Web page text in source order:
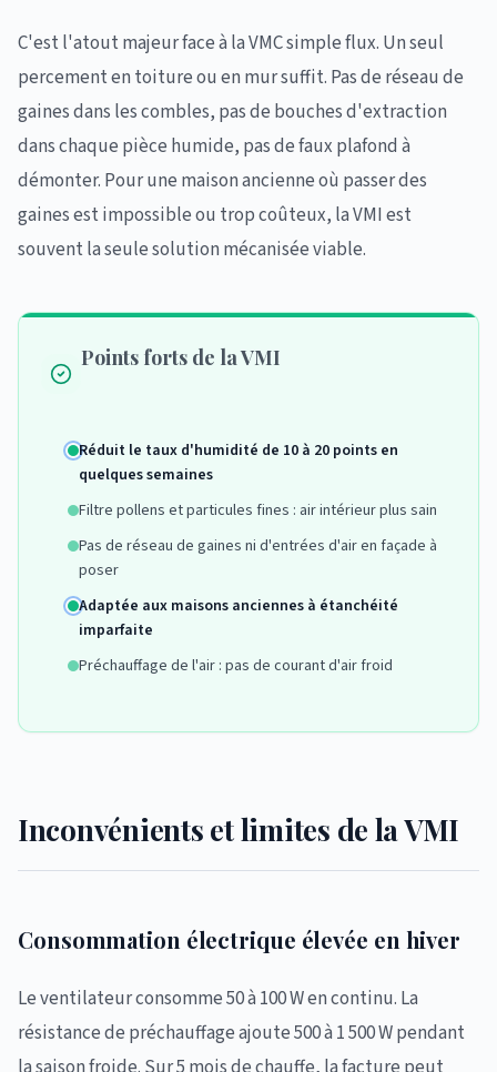
C'est l'atout majeur face à la VMC simple flux. Un seul
percement en toiture ou en mur suffit. Pas de réseau de
gaines dans les combles, pas de bouches d'extraction
dans chaque pièce humide, pas de faux plafond à
démonter. Pour une maison ancienne où passer des
gaines est impossible ou trop coûteux, la VMI est
souvent la seule solution mécanisée viable.
Points forts de la VMI
Réduit le taux d'humidité de 10 à 20 points en
quelques semaines
Filtre pollens et particules fines : air intérieur plus sain
Pas de réseau de gaines ni d'entrées d'air en façade à
poser
Adaptée aux maisons anciennes à étanchéité
imparfaite
Préchauffage de l'air : pas de courant d'air froid
Inconvénients et limites de la VMI
Consommation électrique élevée en hiver
Le ventilateur consomme 50 à 100 W en continu. La
résistance de préchauffage ajoute 500 à 1 500 W pendant